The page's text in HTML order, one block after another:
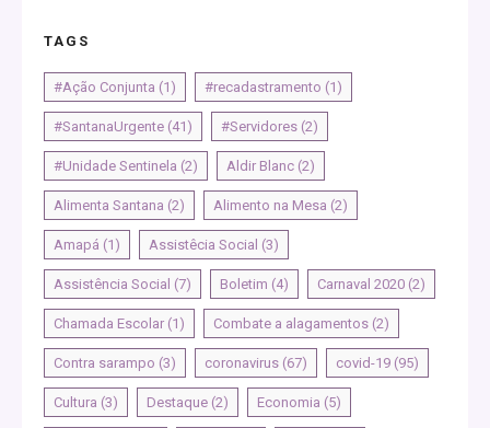
TAGS
#Ação Conjunta (1) #recadastramento (1)
#SantanaUrgente (41) #Servidores (2)
#Unidade Sentinela (2) Aldir Blanc (2)
Alimenta Santana (2) Alimento na Mesa (2)
Amapá (1) Assistêcia Social (3)
Assistência Social (7) Boletim (4) Carnaval 2020 (2)
Chamada Escolar (1) Combate a alagamentos (2)
Contra sarampo (3) coronavirus (67) covid-19 (95)
Cultura (3) Destaque (2) Economia (5)